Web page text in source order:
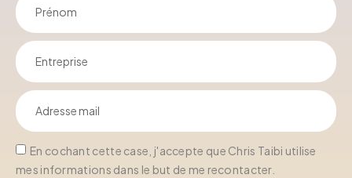
En cochant cette case, j'accepte que Chris Taibi utilise
mes informations dans le but de me recontacter.